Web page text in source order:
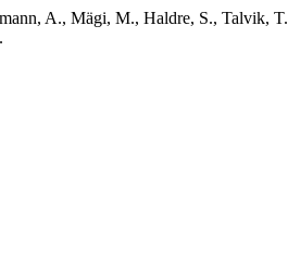
A., Mägi, M., Haldre, S., Talvik,